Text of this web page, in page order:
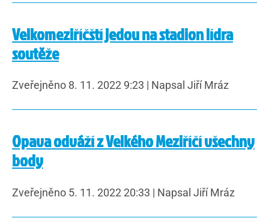
Velkomeziříčští jedou na stadion lídra
soutěže
Zveřejněno 8. 11. 2022 9:23 | Napsal Jiří Mráz
Opava odváží z Velkého Meziříčí všechny
body
Zveřejněno 5. 11. 2022 20:33 | Napsal Jiří Mráz